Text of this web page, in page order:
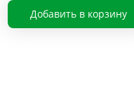
Добавить в корзину